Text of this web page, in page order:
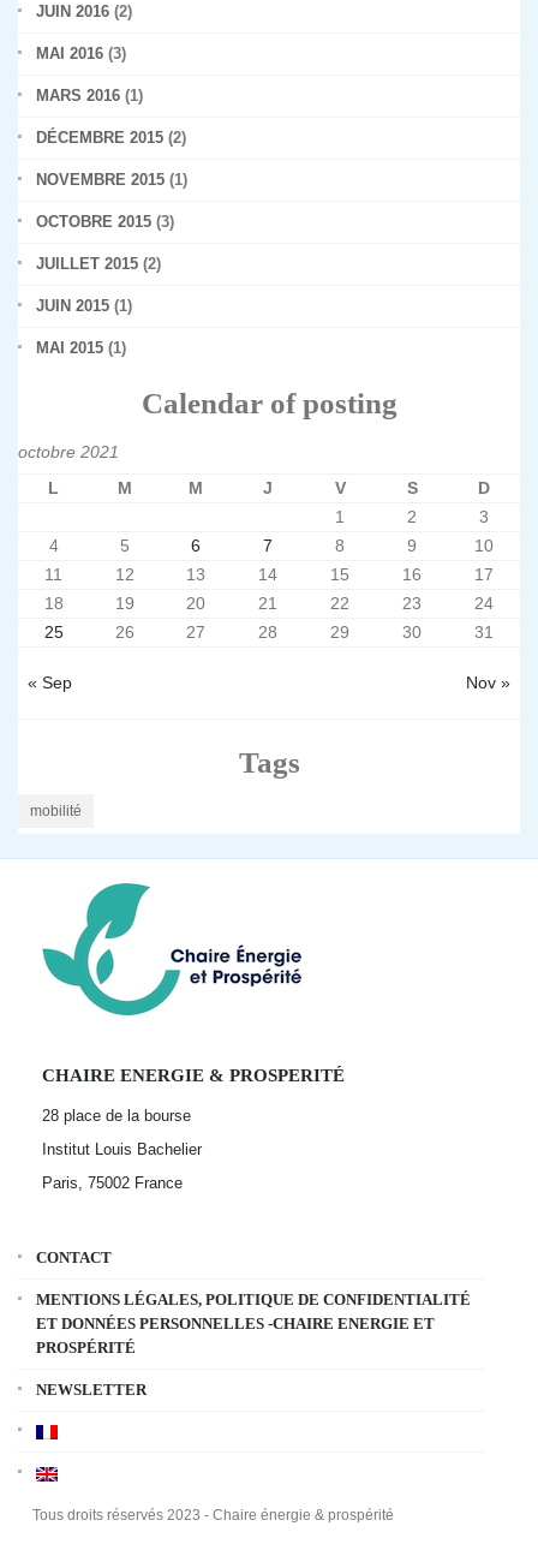
JUIN 2016 (2)
MAI 2016 (3)
MARS 2016 (1)
DÉCEMBRE 2015 (2)
NOVEMBRE 2015 (1)
OCTOBRE 2015 (3)
JUILLET 2015 (2)
JUIN 2015 (1)
MAI 2015 (1)
Calendar of posting
octobre 2021
L
M M J V S D
« Sep Nov »
1 2
3
4
5 6 7 8 9
10
11
12 13 14 15 16
17
18
19 20 21 22 23
24
25
26 27 28 29 30 31
Tags
mobilité
CHAIRE ENERGIE & PROSPERITÉ
28 place de la bourse
Institut Louis Bachelier
Paris, 75002 France
CONTACT
MENTIONS LÉGALES, POLITIQUE DE CONFIDENTIALITÉ
ET DONNÉES PERSONNELLES -CHAIRE ENERGIE ET
PROSPÉRITÉ
NEWSLETTER
Tous droits réservés 2023 - Chaire énergie & prospérité